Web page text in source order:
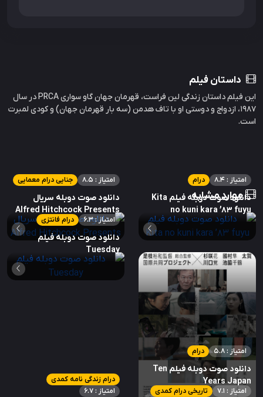
داستان فیلم
این فیلم داستان زندگی لین فراست، قهرمان جهان گاو سواری PRCA در سال
1987، ازدواج و دوستی او با تاف هدمن (سه بار قهرمان جهان) و کودی لمبرت
است.
موارد مشابه
درام امتیاز : 8.4
دانلود صوت دوبله فیلم Kita
no kuni kara ’83 fuyu
جنایی درام معمایی امتیاز : 8.5
دانلود صوت دوبله سریال
Alfred Hitchcock Presents
درام امتیاز : 5.8
دانلود صوت دوبله فیلم Ten
Years Japan
درام فانتزی امتیاز : 6.3
دانلود صوت دوبله فیلم
Tuesday
تاریخی درام کمدی امتیاز : 7.1
درام زندگی نامه کمدی
امتیاز : 6.7